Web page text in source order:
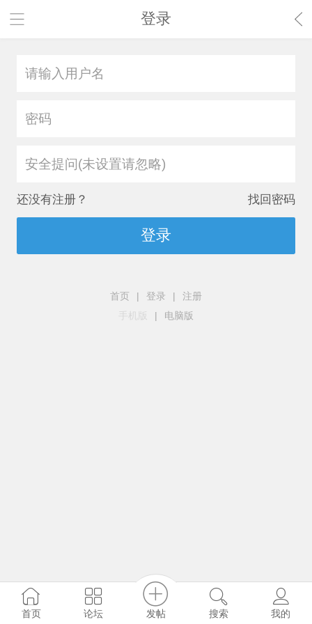
登录
安全提问(未设置请忽略)
还没有注册？ 找回密码
登录
首页 | 登录 |
注册
手机版
| 电脑版
首页 论坛 发帖 搜索 我的